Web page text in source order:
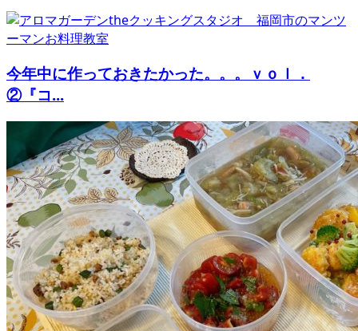
今年中に作っておきたかった。。。ｖｏｌ．
②『コ...